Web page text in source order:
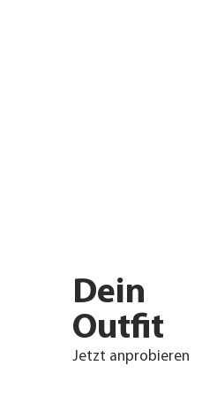
Dein
Outfit
Jetzt anprobieren